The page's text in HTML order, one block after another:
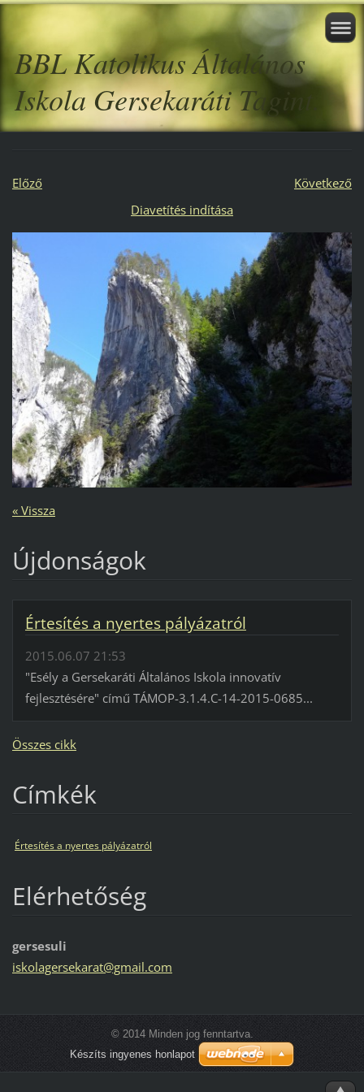
BBL Katolikus Általános
Iskola Gersekaráti Tagint.
Előző
Következő
Diavetítés indítása
« Vissza
Újdonságok
Értesítés a nyertes pályázatról
2015.06.07 21:53
"Esély a Gersekaráti Általános Iskola innovatív
fejlesztésére" című TÁMOP-3.1.4.C-14-2015-0685...
Összes cikk
Címkék
Értesítés a nyertes pályázatról
Elérhetőség
gersesuli
iskolagersekarat@gmail.com
© 2014 Minden jog fenntartva.
Készíts ingyenes honlapot